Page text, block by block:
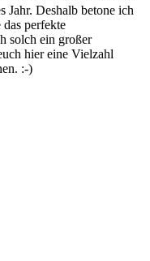
Jahr. Deshalb betone ich
das perfekte
solch ein großer
hier eine Vielzahl
:-)